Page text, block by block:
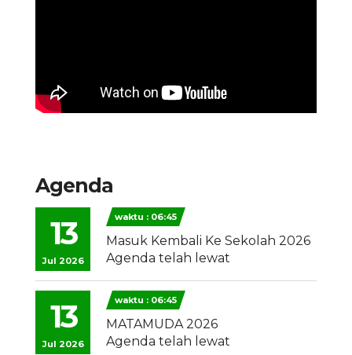
Agenda
13
Jul 2026
waktu : 06:45
Masuk Kembali Ke Sekolah 2026
Agenda telah lewat
13
Jul 2026
waktu : 06:45
MATAMUDA 2026
Agenda telah lewat